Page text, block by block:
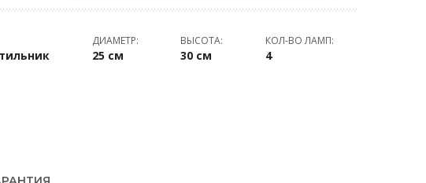
ДИАМЕТР:
25 см
ВЫСОТА:
30 см
КОЛ-ВО ЛАМП:
4